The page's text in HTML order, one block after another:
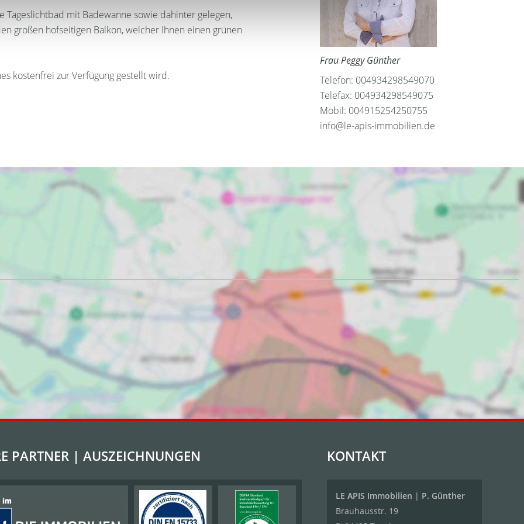
Tageslichtbad mit Badewanne sowie dahinter gelegen,
großen hofseitigen Balkon, welcher Ihnen einen grünen
kostenfrei zur Verfügung gestellt wird.
Frau Peggy Günther
Telefon: 004934298549070
Telefax: 004934298549075
Mobil: 004915254250755
info@le-apis-immobilien.de
PARTNER | AUSZEICHNUNGEN KONTAKT
LE APIS Immobilien | P. Günther
Brauhausstr. 19